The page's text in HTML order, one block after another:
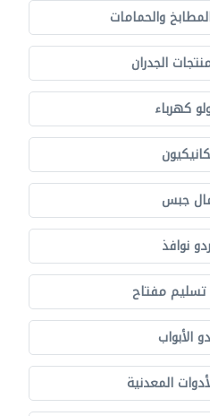
والحمامات
الجدران
كهرباء
جبس
نوافذ
تسليم مفتاح
الأبواب
المعدنية